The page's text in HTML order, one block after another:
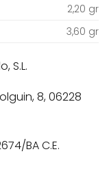
2,20 gr
3,60 gr
S.L.
8, 06228
BA C.E.